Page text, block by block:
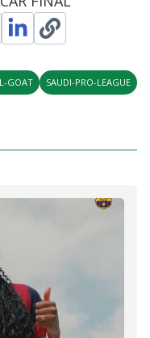
GOAT SAUDI-PRO-LEAGUE